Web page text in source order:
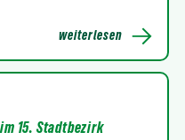
weiterlesen
15. Stadtbezirk